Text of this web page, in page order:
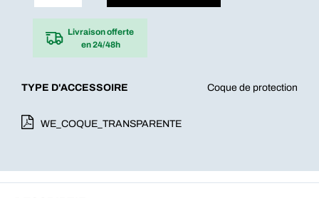
Livraison offerte
en 24/48h
TYPE D'ACCESSOIRE Coque de protection
WE_COQUE_TRANSPARENTE